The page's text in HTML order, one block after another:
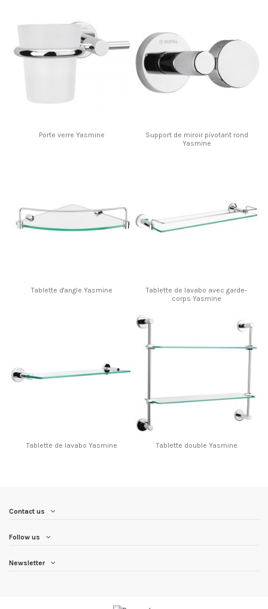
Porte verre Yasmine
Support de miroir pivotant rond
Yasmine
Tablette d'angle Yasmine
Tablette de lavabo avec garde-
corps Yasmine
Tablette de lavabo Yasmine Tablette double Yasmine
Contact us
Follow us
Newsletter